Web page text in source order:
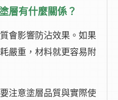
層有什麼關係？
會影響防沾效果。如果
嚴重，材料就更容易附
注意塗層品質與實際使